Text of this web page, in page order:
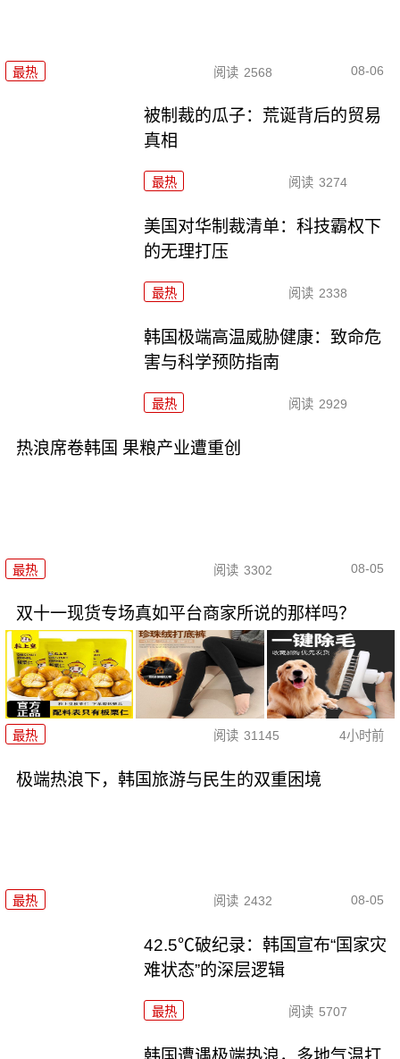
最热 阅读 2568 08-06
被制裁的瓜子：荒诞背后的贸易
真相
最热 阅读 3274
美国对华制裁清单：科技霸权下
的无理打压
最热 阅读 2338
韩国极端高温威胁健康：致命危
害与科学预防指南
最热 阅读 2929
热浪席卷韩国 果粮产业遭重创
最热 阅读 3302 08-05
双十一现货专场真如平台商家所说的那样吗？
最热 阅读 31145 4小时前
极端热浪下，韩国旅游与民生的双重困境
最热 阅读 2432 08-05
42.5℃破纪录：韩国宣布“国家灾
难状态”的深层逻辑
最热 阅读 5707